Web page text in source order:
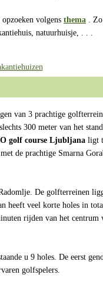
volgens thema .
natuurhuisje, . . .
van 3 prachtige
300 meter van het
golf course Ljubljana ligt
de prachtige Smarna
De golfterreinen
heeft veel korte holes in
rijden van het
u 9 holes. De eerst
golfspelers.